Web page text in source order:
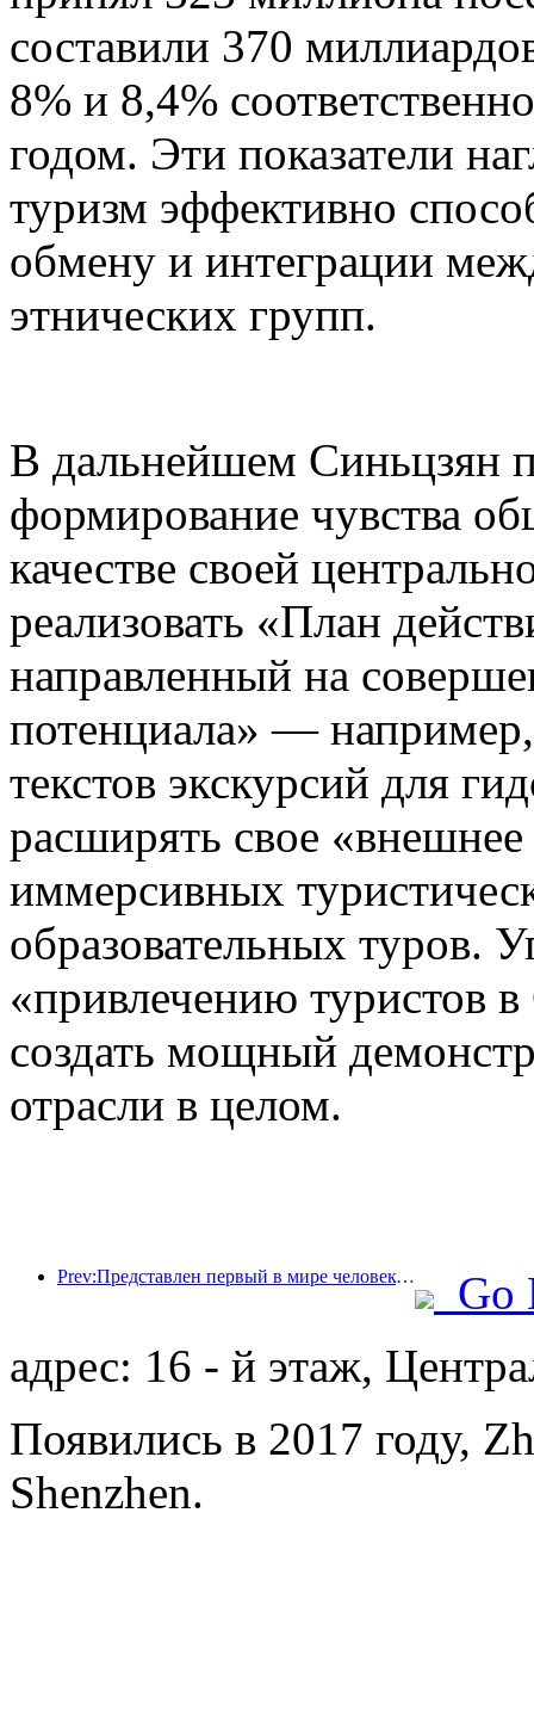
составили 370
8% и 8,4%
годом. Эти показатели
туризм эффективно
обмену и интеграции
этнических групп.
В дальнейшем Синьцзян
формирование чувства
качестве своей
реализовать «План
направленный на
потенциала» — например,
текстов экскурсий для
расширять свое «внешнее
иммерсивных
образовательных туров.
«привлечению туристов
создать мощный
отрасли в целом.
Prev:Представлен первый в мире человекоподобный робот, ориентированный на обслуживание в сфере общественного питания в различных сценариях.
Go
адрес: 16 - й этаж,
Появились в 2017 году,
Shenzhen.